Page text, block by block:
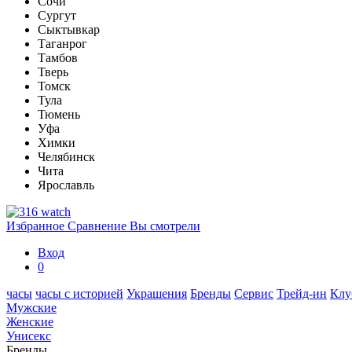
Сургут
Сыктывкар
Таганрог
Тамбов
Тверь
Томск
Тула
Тюмень
Уфа
Химки
Челябинск
Чита
Ярославль
Избранное Сравнение Вы смотрели
Вход
0
часы часы с историей Украшения Бренды Сервис Трейд-ин
Мужские
Женские
Унисекс